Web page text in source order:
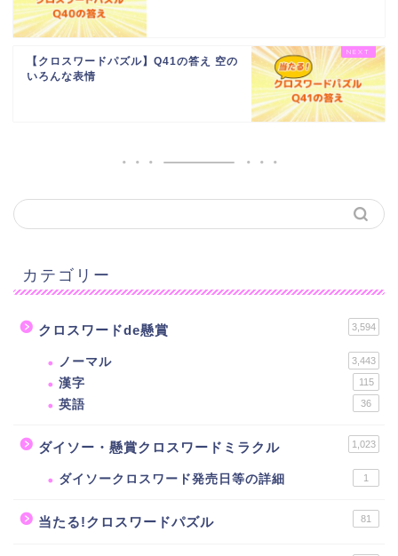
【クロスワードパズル】Q41の答え 空の
いろんな表情
カテゴリー
クロスワードde懸賞 3,594
ノーマル 3,443
漢字 115
英語 36
ダイソー・懸賞クロスワードミラクル 1,023
ダイソークロスワード発売日等の詳細 1
当たる!クロスワードパズル 81